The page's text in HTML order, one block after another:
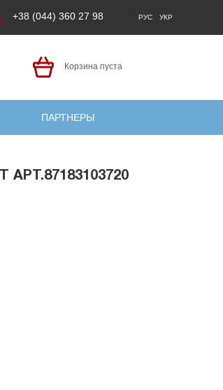
+38 (044) 360 27 98 РУС УКР
Корзина пуста
ПАРТНЕРЫ